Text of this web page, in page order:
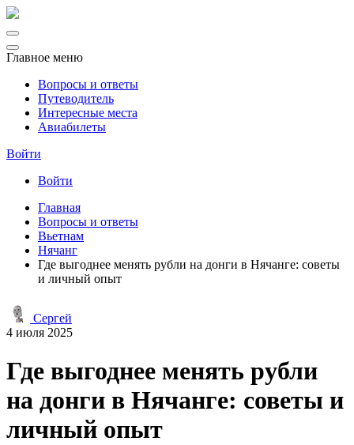
Главное меню
Вопросы и ответы
Путеводитель
Интересные места
Авиабилеты
Войти
Войти
Главная
Вопросы и ответы
Вьетнам
Нячанг
Где выгоднее менять рубли на донги в Нячанге: советы
и личный опыт
Сергей
4 июля 2025
Где выгоднее менять рубли
на донги в Нячанге: советы и
личный опыт